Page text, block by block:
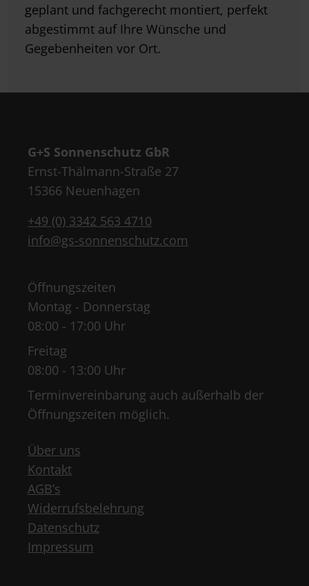
geplant und fachgerecht montiert, perfekt
abgestimmt auf Ihre Wünsche und
Gegebenheiten vor Ort.
G+S Sonnenschutz GbR
Ernst-Thälmann-Straße 27
15366 Neuenhagen
+49 (0) 3342 563 4710
info@gs-sonnenschutz.com
Öffnungszeiten
Montag - Donnerstag
08:00 - 17:00 Uhr
Freitag
08:00 - 13:00 Uhr
Terminvereinbarung auch außerhalb der
Öffnungszeiten möglich.
Über uns
Kontakt
AGB’s
Widerrufsbelehrung
Datenschutz
Impressum